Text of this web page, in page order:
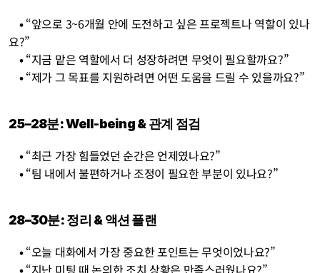
    •
“앞으로 3~6개월 안에 도전하고 싶은 프로젝트나 역할이 있나
요?”
    •
“지금 맡은 역할에서 더 성장하려면 무엇이 필요할까요?”
    •
“제가 그 목표를 지원하려면 어떤 도움을 드릴 수 있을까요?”
25–28분: Well-being & 관계 점검
    •
“최근 가장 힘들었던 순간은 언제였나요?”
    •
“팀 내에서 불편하거나 조정이 필요한 부분이 있나요?”
28–30분: 정리 & 액션 플랜
    •
“오늘 대화에서 가장 중요한 포인트는 무엇이었나요?”
    •
“지난 미팅 때 논의한 조치 상황은 만족스러웠나요?”